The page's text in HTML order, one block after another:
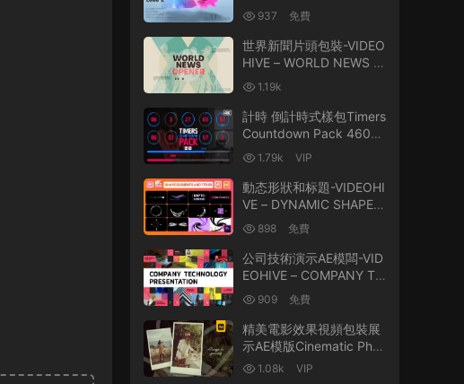
BUTTERFLIES LOGO – 2
6386252
937 免費
世界新聞片頭包裝-VIDEO
HIVE – WORLD NEWS O
PENER – 25773059
1.19k
計時 倒計時式樣包Timers
Countdown Pack 4605
3555
1.79k VIP
動态形狀和标題-VIDEOHI
VE – DYNAMIC SHAPES
AND TITLES | PREMIER
E PRO MOGRT 258449
62
898 免費
公司技術演示AE模闆-VID
EOHIVE – COMPANY TE
CHNOLOGY PRESENTA
TION – 24120088
909 免費
精美電影效果視頻包裝展
示AE模版Cinematic Phot
o Slideshow | Memories
1.08k VIP